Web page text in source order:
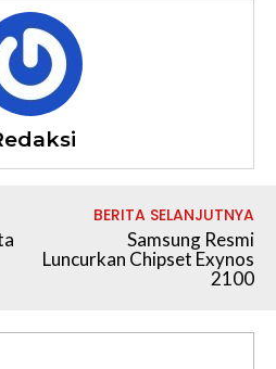
BERITA SELANJUTNYA
Samsung Resmi
Luncurkan Chipset Exynos
2100